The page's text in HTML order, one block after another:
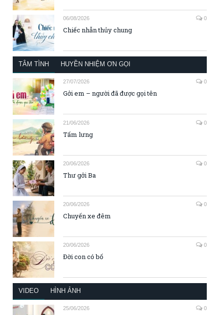
06/08/2026 0
Chiếc nhẫn thủy chung
TÂM TÌNH HUYỀN NHIỆM ƠN GỌI
27/07/2026 0
Gởi em – người đã được gọi tên
21/06/2026 0
Tấm lưng
20/06/2026 0
Thư gởi Ba
20/06/2026 0
Chuyến xe đêm
20/06/2026 0
Đời con có bố
VIDEO HÌNH ẢNH
25/06/2026 0